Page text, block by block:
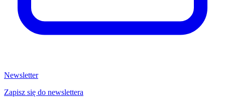
Newsletter
Zapisz się do newslettera